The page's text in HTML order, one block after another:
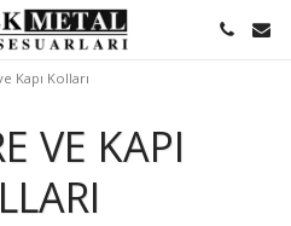
Kapı Kolları
VE KAPI